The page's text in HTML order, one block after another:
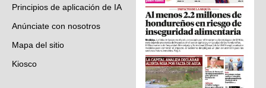
Principios de aplicación de IA
Anúnciate con nosotros
Mapa del sitio
Kiosco